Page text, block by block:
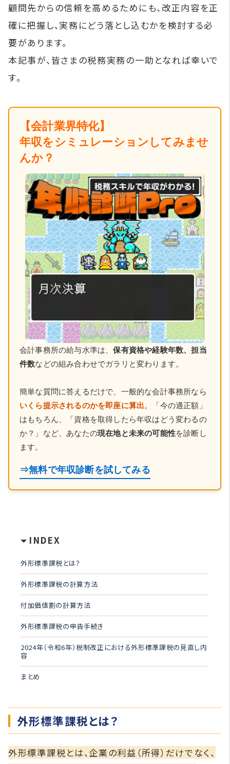
顧問先からの信頼を高めるためにも、改正内容を正
確に把握し、実務にどう落とし込むかを検討する必
要があります。
本記事が、皆さまの税務実務の一助となれば幸いで
す。
【会計業界特化】
年収をシミュレーションしてみませ
んか？
会計事務所の給与水準は、保有資格や経験年数、担当
件数などの組み合わせでガラリと変わります。
簡単な質問に答えるだけで、一般的な会計事務所なら
いくら提示されるのかを即座に算出。「今の適正額」
はもちろん、「資格を取得したら年収はどう変わるの
か？」など、あなたの現在地と未来の可能性を診断し
ます。
⇒無料で年収診断を試してみる
INDEX
外形標準課税とは？
外形標準課税の計算方法
付加価値割の計算方法
外形標準課税の申告手続き
2024年（令和6年）税制改正における外形標準課税の見直し内
容
まとめ
外形標準課税とは？
外形標準課税とは、企業の利益（所得）だけでなく、